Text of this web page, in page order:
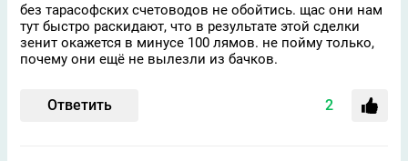
без тарасофских счетоводов не обойтись. щас они нам
тут быстро раскидают, что в результате этой сделки
зенит окажется в минусе 100 лямов. не пойму только,
почему они ещё не вылезли из бачков.
Ответить 2